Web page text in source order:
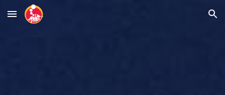
Skip to main content Skip to navigation